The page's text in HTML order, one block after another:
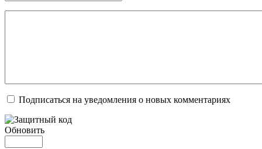
Подписаться на уведомления о новых комментариях
Обновить